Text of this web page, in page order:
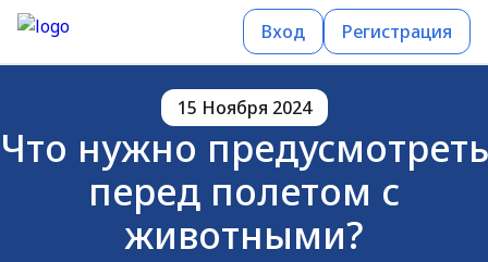
Вход Регистрация
15 Ноября 2024
Что нужно предусмотреть
перед полетом с
животными?